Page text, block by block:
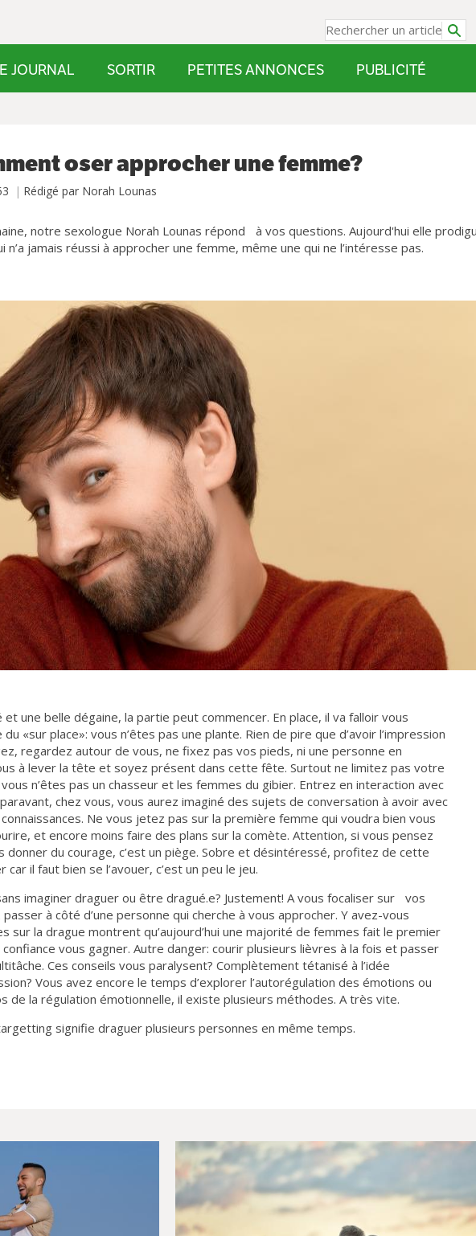
JOURNAL SORTIR PETITES ANNONCES PUBLICITÉ
oser approcher une femme?
Rédigé par Norah Lounas
notre sexologue Norah Lounas répond à vos questions. Aujourd'hui elle
n’a jamais réussi à approcher une femme, même une qui ne l’intéresse pas.
une belle dégaine, la partie peut commencer. En place, il va falloir vous
«sur place»: vous n’êtes pas une plante. Rien de pire que d’avoir l’impression
regardez autour de vous, ne fixez pas vos pieds, ni une personne en
à lever la tête et soyez présent dans cette fête. Surtout ne limitez pas votre
n’êtes pas un chasseur et les femmes du gibier. Entrez en interaction avec
chez vous, vous aurez imaginé des sujets de conversation à avoir avec
Ne vous jetez pas sur la première femme qui voudra bien vous
et encore moins faire des plans sur la comète. Attention, si vous pensez
donner du courage, c’est un piège. Sobre et désintéressé, profitez de cette
il faut bien se l’avouer, c’est un peu le jeu.
imaginer draguer ou être dragué.e? Justement! A vous focaliser sur vos
à côté d’une personne qui cherche à vous approcher. Y avez-vous
sur la drague montrent qu’aujourd’hui une majorité de femmes fait le premier
vous gagner. Autre danger: courir plusieurs lièvres à la fois et passer
Ces conseils vous paralysent? Complètement tétanisé à l’idée
Vous avez encore le temps d’explorer l’autorégulation des émotions ou
de la régulation émotionnelle, il existe plusieurs méthodes. A très vite.
signifie draguer plusieurs personnes en même temps.